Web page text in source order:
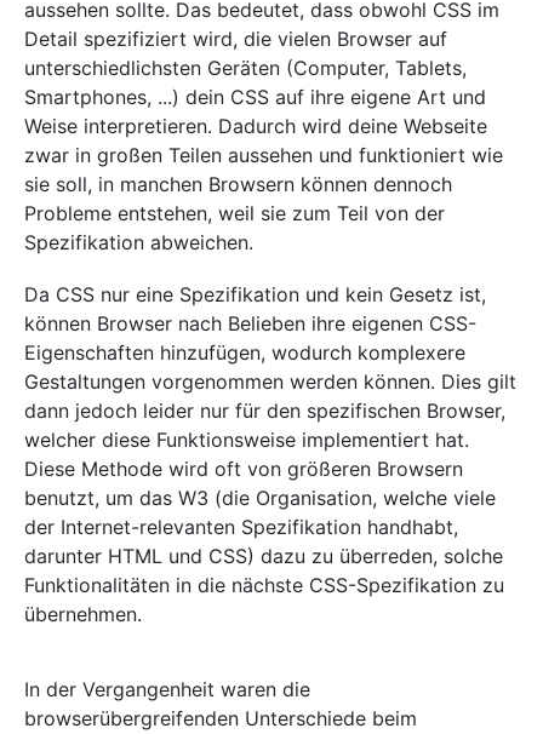
aussehen sollte. Das bedeutet, dass obwohl CSS im
Detail spezifiziert wird, die vielen Browser auf
unterschiedlichsten Geräten (Computer, Tablets,
Smartphones, ...) dein CSS auf ihre eigene Art und
Weise interpretieren. Dadurch wird deine Webseite
zwar in großen Teilen aussehen und funktioniert wie
sie soll, in manchen Browsern können dennoch
Probleme entstehen, weil sie zum Teil von der
Spezifikation abweichen.
Da CSS nur eine Spezifikation und kein Gesetz ist,
können Browser nach Belieben ihre eigenen CSS-
Eigenschaften hinzufügen, wodurch komplexere
Gestaltungen vorgenommen werden können. Dies gilt
dann jedoch leider nur für den spezifischen Browser,
welcher diese Funktionsweise implementiert hat.
Diese Methode wird oft von größeren Browsern
benutzt, um das W3 (die Organisation, welche viele
der Internet-relevanten Spezifikation handhabt,
darunter HTML und CSS) dazu zu überreden, solche
Funktionalitäten in die nächste CSS-Spezifikation zu
übernehmen.
In der Vergangenheit waren die
browserübergreifenden Unterschiede beim